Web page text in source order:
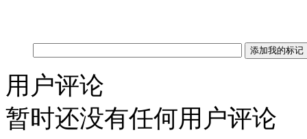
用户评论
暂时还没有任何用户评论